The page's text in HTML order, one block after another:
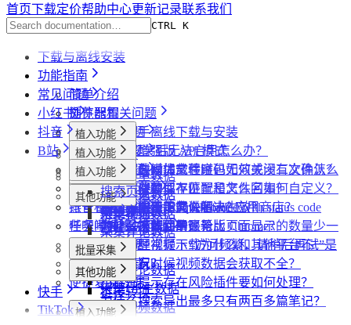
首页下载定价帮助中心更新记录联系我们
CTRL K
下载与离线安装
功能指南
简单介绍
插件配置
飞书同步
数据上报
采集模式
采集历史
账号管理
任务闹钟
采集本页数据
媒体文件下载
便捷复制数据
常见问题
浏览器相关问题
社媒助手离线下载与安装
CRX 安装后无法启用怎么办？
下载插件时提示程序包无效或没有文件怎么
办？
为什么无法访问 Chrome 应用商店？
为什么推荐使用最新版 Chrome？
会员相关问题
什么是增强版 API 模式
什么是自动加载验证码
如何免费获取 VIP
第三方收费下载说明
为什么不能注册账号
下载相关问题
批量下载媒体文件时，如何关闭二次确认？
下载文件的保存位置和文件名如何自定义？
为什么配置的文件名未生效？
飞书相关问题
提示字段类型不匹配是怎么回事？
提示权限不足怎么解决？
小红书相关问题
小红书出现“Request failed with status code
406“是怎么回事？
小红书经常提示“访问频繁，请稍后再试”是
什么情况？
小红书提示存在风险插件要如何处理？
为什么搜索导出最多只有两百多篇笔记？
抖音相关问题
为什么采集到的评论比页面显示的数量少一
些？
为什么有时候视频数据会获取不全？
哔哩哔哩相关问题
哔哩哔哩视频下载为什么和其他平台不一
样？
小红书
植入功能
专辑页
笔记详情页
搜索页
博主详情页
批量采集
采集博主数据
采集评论数据
采集笔记数据
其他功能
链接转换
抖音
植入功能
搜索页
达人详情页
视频详情页
批量采集
采集达人数据
采集视频数据
采集评论数据
其他功能
链接转换
B站
植入功能
搜索页
UP主详情页
视频详情页
批量采集
采集评论数据
采集UP主数据
采集视频数据
其他功能
链接转换
快手
植入功能
TikTok